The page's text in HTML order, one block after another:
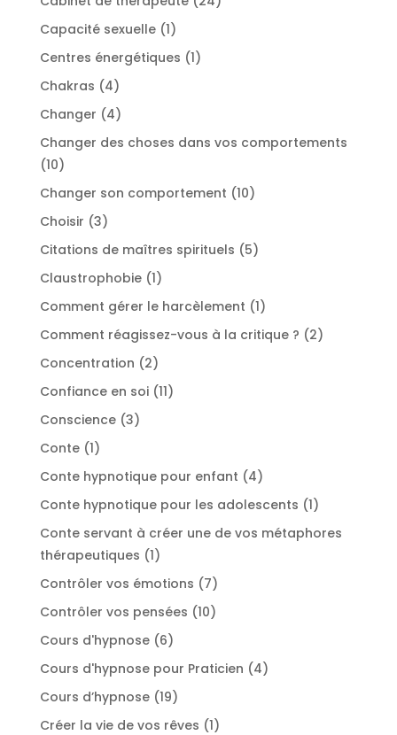
Capacité sexuelle 11
produit
Centres énergétiques 11
Chakras 44
produits
Changer 44
produits
Changer des choses dans vos comportements
1010
Changer son comportement 1010
Choisir 33
produits
Citations de maîtres spirituels 55
Claustrophobie 11
produit
Comment gérer le harcèlement 11
produit
Comment réagissez-vous à la critique ? 22
Concentration 22
produits
Confiance en soi 1111
Conscience 33
Conte 11
produit
Conte hypnotique pour enfant 44
produits
Conte hypnotique pour les adolescents 11
Conte servant à créer une de vos métaphores
thérapeutiques 11
produit
Contrôler vos émotions 77
produits
Contrôler vos pensées 1010
Cours d'hypnose 66
produits
Cours d'hypnose pour Praticien 44
Cours d’hypnose 1919
produits
Créer la vie de vos rêves 11